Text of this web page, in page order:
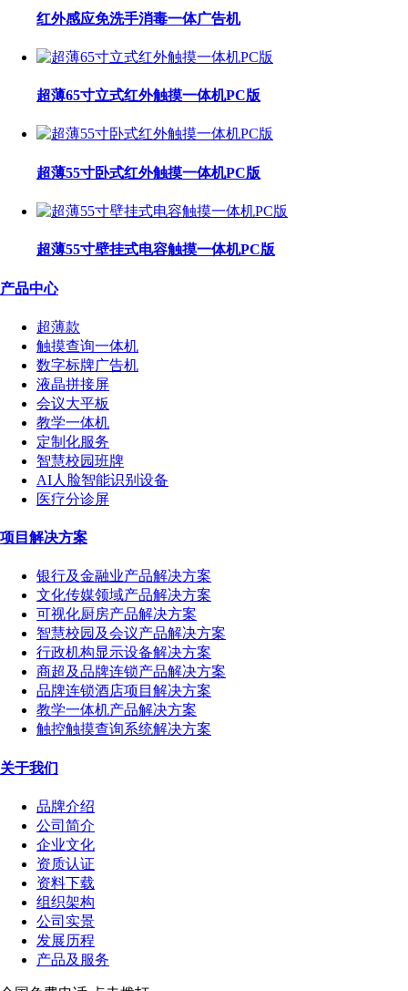
红外感应免洗手消毒一体广告机
超薄65寸立式红外触摸一体机PC版
超薄55寸卧式红外触摸一体机PC版
超薄55寸壁挂式电容触摸一体机PC版
产品中心
超薄款
触摸查询一体机
数字标牌广告机
液晶拼接屏
会议大平板
教学一体机
定制化服务
智慧校园班牌
AI人脸智能识别设备
医疗分诊屏
项目解决方案
银行及金融业产品解决方案
文化传媒领域产品解决方案
可视化厨房产品解决方案
智慧校园及会议产品解决方案
行政机构显示设备解决方案
商超及品牌连锁产品解决方案
品牌连锁酒店项目解决方案
教学一体机产品解决方案
触控触摸查询系统解决方案
关于我们
品牌介绍
公司简介
企业文化
资质认证
资料下载
组织架构
公司实景
发展历程
产品及服务